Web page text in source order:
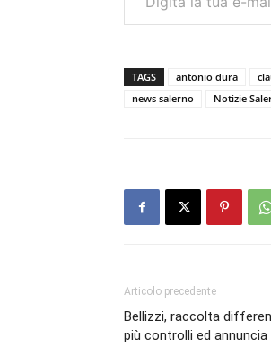
TAGS antonio dura
news salerno
Notizie
Articolo precedente
Bellizzi, raccolta
più controlli ed